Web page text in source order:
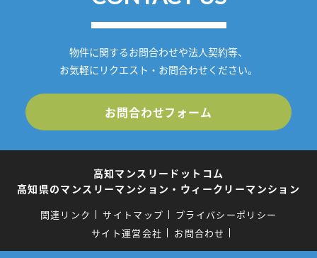
物件に関するお問合わせや法人契約等、
お気軽にリクエスト・お問合わせください。
お問合わせフォーム
高知マンスリードットコム
高知県のマンスリーマンション・ウィークリーマンション
関連リンク サイトマップ
プライバシーポリシー
サイト運営会社
お問合わせ